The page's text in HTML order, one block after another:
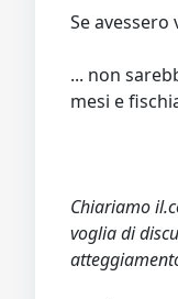
Se avessero
... non
mesi e
Chiariamo
voglia di